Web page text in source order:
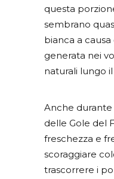
questa
sembrano
bianca a
generata nei
naturali lungo
Anche durante
delle Gole del
freschezza e
scoraggiare
trascorrere i